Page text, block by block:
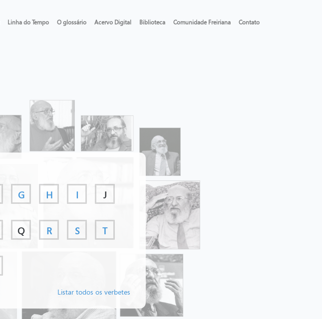
Linha do Tempo O glossário Acervo Digital Biblioteca Comunidade Freiriana Contato
G H I J
Q R S T
Listar todos os verbetes